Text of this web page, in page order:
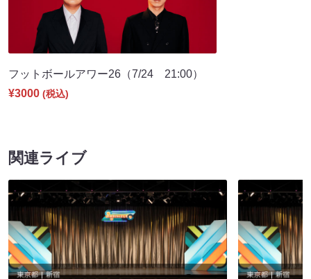
フットボールアワー26（7/24 21:00）
¥3000 (税込)
関連ライブ